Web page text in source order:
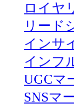
ロイヤ
リード
インサ
インフ
UGCマ
SNSマ